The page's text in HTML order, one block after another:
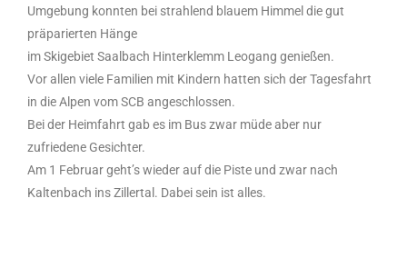
Umgebung konnten bei strahlend blauem Himmel die gut
präparierten Hänge
im Skigebiet Saalbach Hinterklemm Leogang genießen.
Vor allen viele Familien mit Kindern hatten sich der Tagesfahrt
in die Alpen vom SCB angeschlossen.
Bei der Heimfahrt gab es im Bus zwar müde aber nur
zufriedene Gesichter.
Am 1 Februar geht’s wieder auf die Piste und zwar nach
Kaltenbach ins Zillertal. Dabei sein ist alles.